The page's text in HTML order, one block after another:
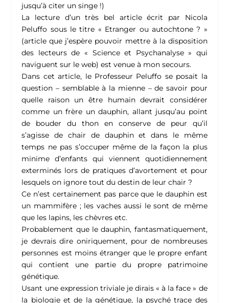
jusqu’à citer un singe !)
La lecture d’un très bel article écrit par Nicola
Peluffo sous le titre « Etranger ou autochtone ? »
(article que j’espère pouvoir mettre à la disposition
des lecteurs de « Science et Psychanalyse » qui
naviguent sur le web) est venue à mon secours.
Dans cet article, le Professeur Peluffo se posait la
question – semblable à la mienne –de savoir pour
quelle raison un être humain devrait considérer
comme un frère un dauphin, allant jusqu’au point
de bouder du thon en conserve de peur qu’il
s’agisse de chair de dauphin et dans le même
temps ne pas s’occuper même de la façon la plus
minime d’enfants qui viennent quotidiennement
exterminés lors de pratiques d’avortement et pour
lesquels on ignore tout du destin de leur chair ?
Ce n’est certainement pas parce que le dauphin est
un mammifère ; les vaches aussi le sont de même
que les lapins, les chèvres etc.
Probablement que le dauphin, fantasmatiquement,
je devrais dire oniriquement, pour de nombreuses
personnes est moins étranger que le propre enfant
qui contient une partie du propre patrimoine
génétique.
Usant une expression triviale je dirais « à la face » de
la biologie et de la génétique, la psyché trace des